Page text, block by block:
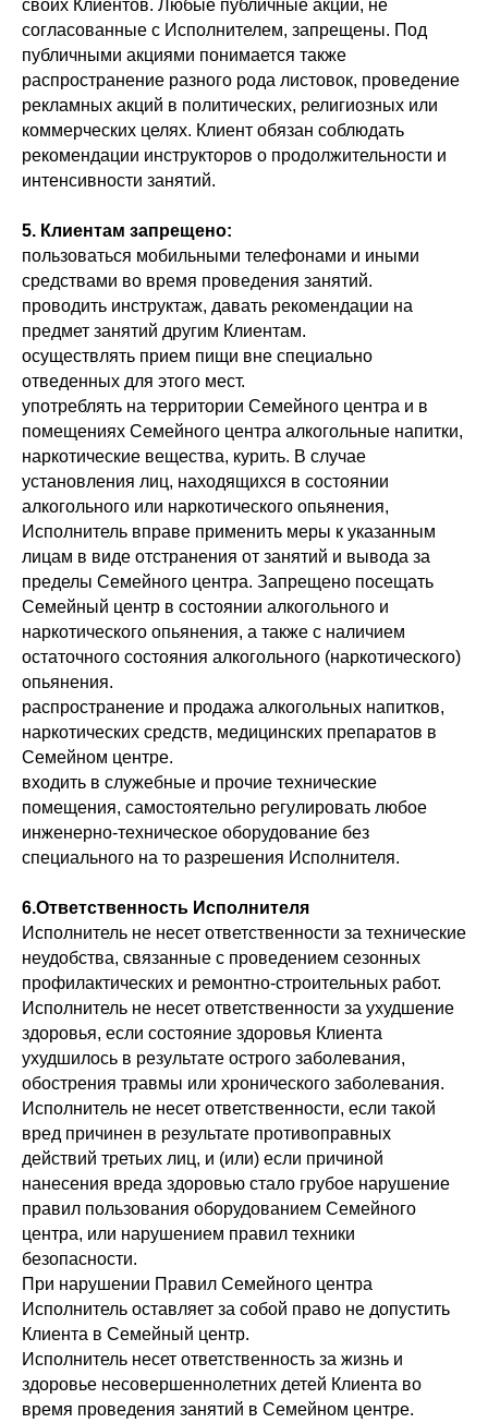
своих Клиентов. Любые публичные акции, не
согласованные с Исполнителем, запрещены. Под
публичными акциями понимается также
распространение разного рода листовок, проведение
рекламных акций в политических, религиозных или
коммерческих целях. Клиент обязан соблюдать
рекомендации инструкторов о продолжительности и
интенсивности занятий.
5. Клиентам запрещено:
пользоваться мобильными телефонами и иными
средствами во время проведения занятий.
проводить инструктаж, давать рекомендации на
предмет занятий другим Клиентам.
осуществлять прием пищи вне специально
отведенных для этого мест.
употреблять на территории Семейного центра и в
помещениях Семейного центра алкогольные напитки,
наркотические вещества, курить. В случае
установления лиц, находящихся в состоянии
алкогольного или наркотического опьянения,
Исполнитель вправе применить меры к указанным
лицам в виде отстранения от занятий и вывода за
пределы Семейного центра. Запрещено посещать
Семейный центр в состоянии алкогольного и
наркотического опьянения, а также с наличием
остаточного состояния алкогольного (наркотического)
опьянения.
распространение и продажа алкогольных напитков,
наркотических средств, медицинских препаратов в
Семейном центре.
входить в служебные и прочие технические
помещения, самостоятельно регулировать любое
инженерно-техническое оборудование без
специального на то разрешения Исполнителя.
6.Ответственность Исполнителя
Исполнитель не несет ответственности за технические
неудобства, связанные с проведением сезонных
профилактических и ремонтно-строительных работ.
Исполнитель не несет ответственности за ухудшение
здоровья, если состояние здоровья Клиента
ухудшилось в результате острого заболевания,
обострения травмы или хронического заболевания.
Исполнитель не несет ответственности, если такой
вред причинен в результате противоправных
действий третьих лиц, и (или) если причиной
нанесения вреда здоровью стало грубое нарушение
правил пользования оборудованием Семейного
центра, или нарушением правил техники
безопасности.
При нарушении Правил Семейного центра
Исполнитель оставляет за собой право не допустить
Клиента в Семейный центр.
Исполнитель несет ответственность за жизнь и
здоровье несовершеннолетних детей Клиента во
время проведения занятий в Семейном центре.